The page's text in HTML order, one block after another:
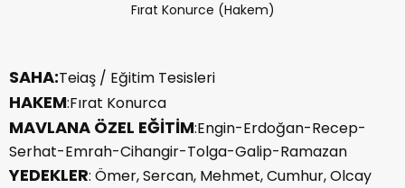
Fırat Konurce (Hakem)
SAHA:Teiaş / Eğitim Tesisleri
HAKEM:Fırat Konurca
MAVLANA ÖZEL EĞİTİM:Engin-Erdoğan-Recep-
Serhat-Emrah-Cihangir-Tolga-Galip-Ramazan
YEDEKLER: Ömer, Sercan, Mehmet, Cumhur, Olcay